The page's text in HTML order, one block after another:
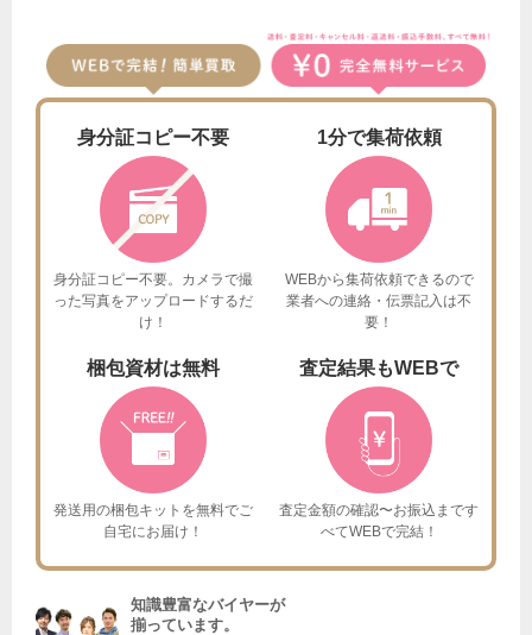
身分証コピー不要
身分証コピー不要。カメラで撮
った写真をアップロードするだ
け！
1分で集荷依頼
WEBから集荷依頼できるので
業者への連絡・伝票記入は不
要！
梱包資材は無料
発送用の梱包キットを無料でご
自宅にお届け！
査定結果もWEBで
査定金額の確認〜お振込まです
べてWEBで完結！
知識豊富なバイヤーが
揃っています。